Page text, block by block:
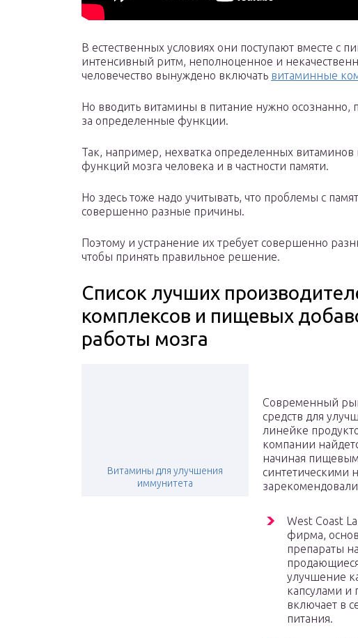
В естественных условиях они поступают вместе с
интенсивный ритм, неполноценное и
человечество вынуждено включать витаминные
Но вводить витамины в питание нужно осознанно,
за определенные функции.
Так, например, нехватка определенных
функций мозга человека и в частности памяти.
Но здесь тоже надо учитывать, что проблемы с
совершенно разные причины.
Поэтому и устранение их требует совершенно
чтобы принять правильное решение.
Список лучших
комплексов и пищевых
работы мозга
Витамины для улучшения
иммунитета
Современный
средств для
линейке
компании
начиная
синтетическими
West Coast
фирма,
препараты
улучшение
капсулами
включает в
питания.